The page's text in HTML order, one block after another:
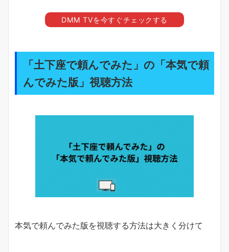
DMM TVを今すぐチェックする
「土下座で頼んでみた」の「本気で頼
んでみた版」視聴方法
本気で頼んでみた版を視聴する方法は大きく分けて